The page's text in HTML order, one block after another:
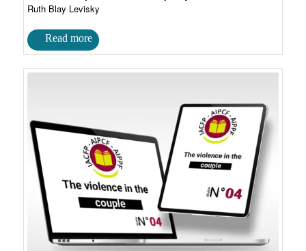
Ruth Blay Levisky